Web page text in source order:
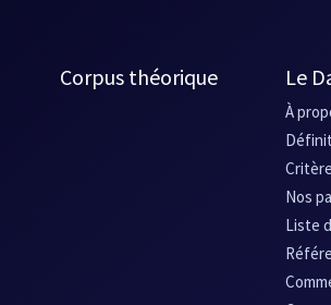
Corpus théorique Le
À
Nos
Liste